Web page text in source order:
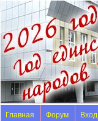
Главная Форум Вход